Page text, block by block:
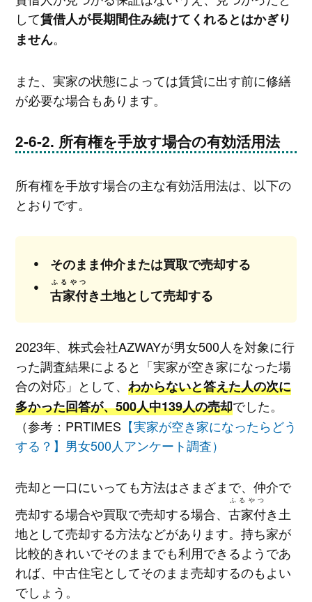
して賃借人が長期間住み続けてくれるとはかぎり
ません。
また、実家の状態によっては賃貸に出す前に修繕
が必要な場合もあります。
所有権を手放す場合の有効活用法
所有権を手放す場合の主な有効活用法は、以下の
とおりです。
そのまま仲介または買取で売却する
古家付
ふるやつ
き土地として売却する
2023年、株式会社AZWAYが男女500人を対象に行
った調査結果によると「実家が空き家になった場
合の対応」として、 わからないと答えた人の次に
多かった回答が、500人中139人の売却でした。
（参考：PRTIMES 【実家が空き家になったらどう
する？】男女500人アンケート調査）
売却と一口にいっても方法はさまざまで、仲介で
売却する場合や買取で売却する場合、 古家付
ふるやつ
き土
地として売却する方法などがあります。持ち家が
比較的きれいでそのままでも利用できるようであ
れば、中古住宅としてそのまま売却するのもよい
でしょう。